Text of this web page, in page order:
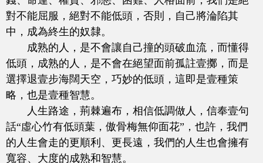
對不能屈服，絕對不能低頭，否則，自己將淪陷其
中，成為終生的奴隸。
成熟的人，是不會讓自己撞的頭破血流，而懂得
低頭，成熟的人，是不會在絕望面前孤註壹擲，而是
選擇退壹步海闊天空，巧妙的低頭，這即是壹種策
略，也是壹種智慧。
人生路途，荊棘遍布，相信低調做人，信奉壹句
話“虛心竹有低頭葉，傲骨梅無仰面花”，也許，我們
的人生會走的更順利、更長遠，我們的人生也會擁有
寬容、大度的成熟和智慧。